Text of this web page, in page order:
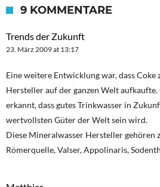
9 KOMMENTARE
Trends der Zukunft
23. März 2009 at 13:17
Eine weitere Entwicklung war, dass
Hersteller auf der ganzen Welt
erkannt, dass gutes Trinkwasser in
wertvollsten Güter der Welt sein wird.
Diese Mineralwasser Hersteller gehören
Römerquelle, Valser, Appolinaris,